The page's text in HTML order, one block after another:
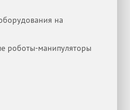
на
роботы-манипуляторы